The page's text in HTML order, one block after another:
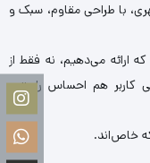
با طراحی مقاوم، سبک و
ارائه می‌دهیم، نه فقط از
کاربر هم احساس راحتی،
خاص‌اند.